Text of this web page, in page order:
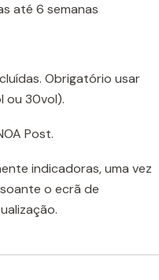
até 6 semanas
Obrigatório usar
ou 30vol).
Post.
indicadoras, uma vez
o ecrã de